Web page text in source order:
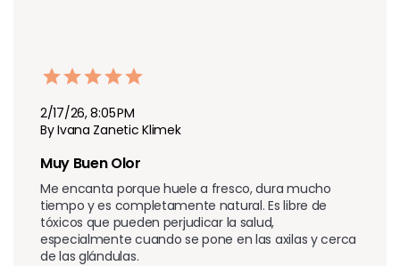
2/17/26, 8:05 PM
By Ivana Zanetic Klimek
Muy Buen Olor
Me encanta porque huele a fresco, dura mucho
tiempo y es completamente natural. Es libre de
tóxicos que pueden perjudicar la salud,
especialmente cuando se pone en las axilas y cerca
de las glándulas.